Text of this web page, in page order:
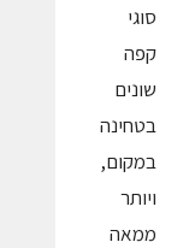
סוגי
קפה
שונים
בטחינה
במקום,
ויותר
ממאה